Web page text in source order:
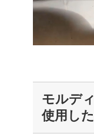
モルデ
使用し